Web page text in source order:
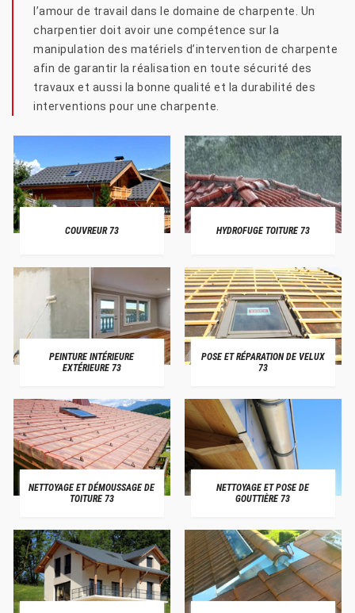
l’amour de travail dans le domaine de charpente. Un
charpentier doit avoir une compétence sur la
manipulation des matériels d’intervention de charpente
afin de garantir la réalisation en toute sécurité des
travaux et aussi la bonne qualité et la durabilité des
interventions pour une charpente.
COUVREUR 73 HYDROFUGE TOITURE 73
PEINTURE INTÉRIEURE
EXTÉRIEURE 73
POSE ET RÉPARATION DE VELUX
73
NETTOYAGE ET DÉMOUSSAGE DE
TOITURE 73
NETTOYAGE ET POSE DE
GOUTTIÈRE 73